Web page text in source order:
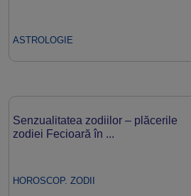
ASTROLOGIE
Senzualitatea zodiilor – plăcerile
zodiei Fecioară în ...
HOROSCOP. ZODII